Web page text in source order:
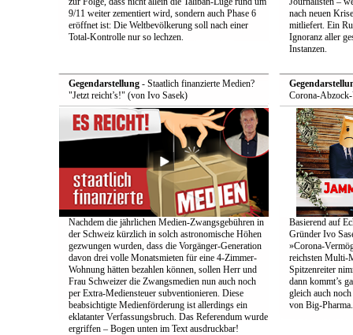
9/11 weiter zementiert wird, sondern auch Phase 6
eröffnet ist: Die Weltbevölkerung soll nach einer
Total-Kontrolle nur so lechzen.
nach neuen
mitliefert. Ein
Ignoranz aller
Instanzen.
Gegendarstellung- Staatlich finanzierte Medien?
"Jetzt reicht’s!" (von Ivo Sasek)
Nachdem die jährlichen Medien-Zwangsgebühren in
der Schweiz kürzlich in solch astronomische Höhen
gezwungen wurden, dass die Vorgänger-Generation
davon drei volle Monatsmieten für eine 4-Zimmer-
Wohnung hätten bezahlen können, sollen Herr und
Frau Schweizer die Zwangsmedien nun auch noch
per Extra-Mediensteuer subventionieren. Diese
beabsichtigte Medienförderung ist allerdings ein
eklatanter Verfassungsbruch. Das Referendum wurde
ergriffen – Bogen unten im Text ausdruckbar!
Corona-
Basierend auf
Gründer Ivo
»Corona-
reichsten Multi-
Spitzenreiter
dann kommt’s
gleich auch
von Big-